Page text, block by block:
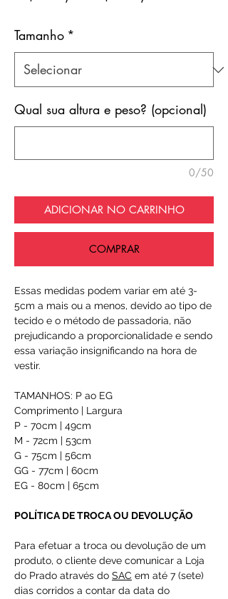
Tamanho *
Qual sua altura e peso? (opcional)
0/50
ADICIONAR NO CARRINHO
COMPRAR
Essas medidas podem variar em até 3-
5cm a mais ou a menos, devido ao tipo de
tecido e o método de passadoria, não
prejudicando a proporcionalidade e sendo
essa variação insignificando na hora de
vestir.
TAMANHOS: P ao EG
Comprimento | Largura
P - 70cm | 49cm
M - 72cm | 53cm
G - 75cm | 56cm
GG - 77cm | 60cm
EG - 80cm | 65cm
POLÍTICA DE TROCA OU DEVOLUÇÃO
Para efetuar a troca ou devolução de um
produto, o cliente deve comunicar a Loja
do Prado através do SAC em até 7 (sete)
dias corridos a contar da data do